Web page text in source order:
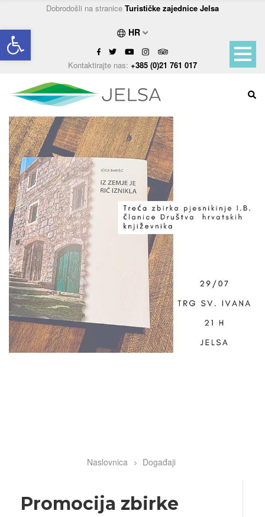
Open toolbar
Dobrodošli na stranice Turističke zajednice Jelsa
HR
Kontaktirajte nas: +385 (0)21 761 017
BreadcrumbNaslovnica Događaji
Promocija zbirke